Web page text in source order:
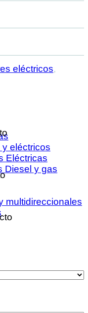
eléctricos
Eléctricas
Diesel y gas
multidireccionales
eléctricos,